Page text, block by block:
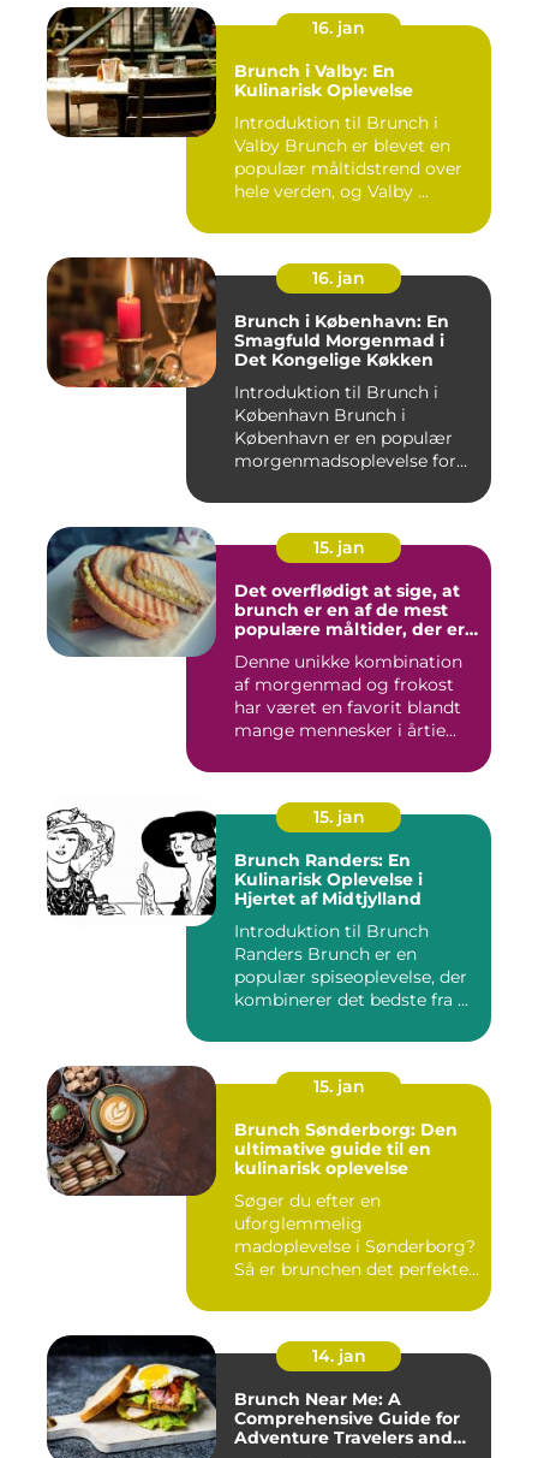
16. jan
Brunch i Valby: En
Kulinarisk Oplevelse
Introduktion til Brunch i
Valby Brunch er blevet en
populær måltidstrend over
hele verden, og Valby ...
16. jan
Brunch i København: En
Smagfuld Morgenmad i
Det Kongelige Køkken
Introduktion til Brunch i
København Brunch i
København er en populær
morgenmadsoplevelse for
15. jan
Det overflødigt at sige, at
brunch er en af de mest
populære måltider, der er
Denne unikke kombination
af morgenmad og frokost
har været en favorit blandt
mange mennesker i årtie...
15. jan
Brunch Randers: En
Kulinarisk Oplevelse i
Hjertet af Midtjylland
Introduktion til Brunch
Randers Brunch er en
populær spiseoplevelse, der
kombinerer det bedste fra ...
15. jan
Brunch Sønderborg: Den
ultimative guide til en
kulinarisk oplevelse
Søger du efter en
uforglemmelig
madoplevelse i Sønderborg?
Så er brunchen det perfekte
14. jan
Brunch Near Me: A
Comprehensive Guide for
Adventure Travelers and